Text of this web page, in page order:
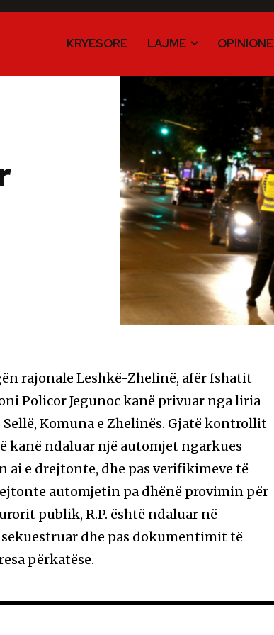
KRYESORE LAJME OPINIONE
rajonale Leshkë-Zhelinë, afër fshatit
Policor Jegunoc kanë privuar nga liria
Komuna e Zhelinës. Gjatë kontrollit
ndaluar një automjet ngarkues
ai e drejtonte, dhe pas verifikimeve të
automjetin pa dhënë provimin për
publik, R.P. është ndaluar në
dhe pas dokumentimit të
përkatëse.